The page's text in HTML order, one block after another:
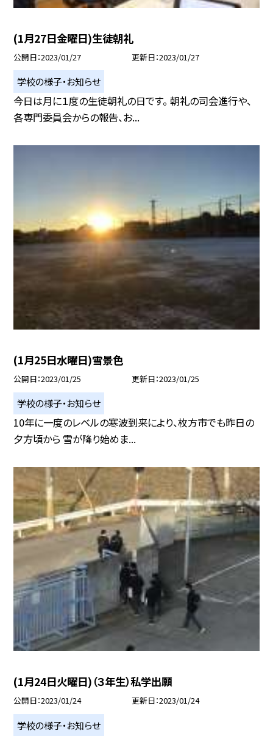
(1月27日金曜日)生徒朝礼
公開日 2023/01/27 更新日 2023/01/27
学校の様子・お知らせ
今日は月に１度の生徒朝礼の日です。 朝礼の司会進行や、
各専門委員会からの報告、お...
(1月25日水曜日)雪景色
公開日 2023/01/25 更新日 2023/01/25
学校の様子・お知らせ
10年に一度のレベルの寒波到来により、枚方市でも昨日の
夕方頃から 雪が降り始めま...
(1月24日火曜日)（３年生）私学出願
公開日 2023/01/24 更新日 2023/01/24
学校の様子・お知らせ